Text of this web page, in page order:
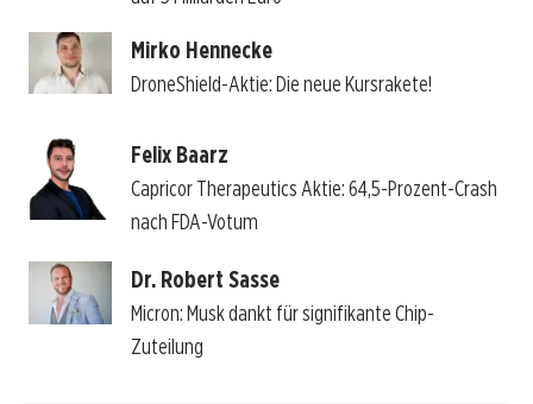
Mirko Hennecke
DroneShield-Aktie: Die neue Kursrakete!
Felix Baarz
Capricor Therapeutics Aktie: 64,5-Prozent-Crash
nach FDA-Votum
Dr. Robert Sasse
Micron: Musk dankt für signifikante Chip-
Zuteilung